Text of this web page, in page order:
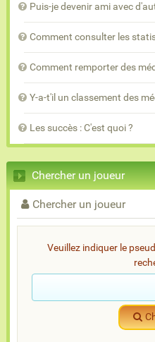
Puis-je devenir ami avec
Comment consulter les
Comment remporter des
Y-a-t'il un classement des
Les succès : C'est quoi ?
Chercher un joueur
Chercher un joueur
Veuillez indiquer le